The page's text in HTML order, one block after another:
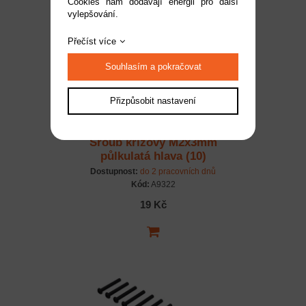
Šroub křížový M2x3mm
půlkulatá hlava (10)
Dostupnost: do 2 pracovních dnů
Kód: A9322
19 Kč
vylepšování.
Přečíst více
Souhlasím a pokračovat
Přizpůsobit nastavení